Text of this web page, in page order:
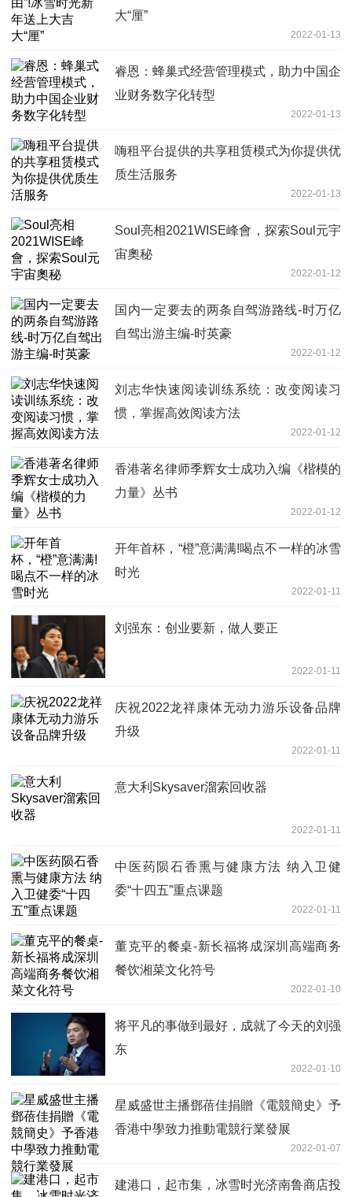
大“厘”
2022-01-13
睿恩：蜂巢式经营管理模式，助力中国企
业财务数字化转型
2022-01-13
嗨租平台提供的共享租赁模式为你提供优
质生活服务
2022-01-13
Soul亮相2021WISE峰會，探索Soul元宇
宙奧秘
2022-01-12
国内一定要去的两条自驾游路线-时万亿
自驾出游主编-时英豪
2022-01-12
刘志华快速阅读训练系统：改变阅读习
惯，掌握高效阅读方法
2022-01-12
香港著名律师季辉女士成功入编《楷模的
力量》丛书
2022-01-12
开年首杯，“橙”意满满!喝点不一样的冰雪
时光
2022-01-11
刘强东：创业要新，做人要正
2022-01-11
庆祝2022龙祥康体无动力游乐设备品牌
升级
2022-01-11
意大利Skysaver溜索回收器
2022-01-11
中医药陨石香熏与健康方法 纳入卫健
委“十四五”重点课题
2022-01-11
董克平的餐桌-新长福将成深圳高端商务
餐饮湘菜文化符号
2022-01-10
将平凡的事做到最好，成就了今天的刘强
东
2022-01-10
星威盛世主播鄧蓓佳捐贈《電競簡史》予
香港中學致力推動電競行業發展
2022-01-07
建港口，起市集，冰雪时光济南鲁商店投